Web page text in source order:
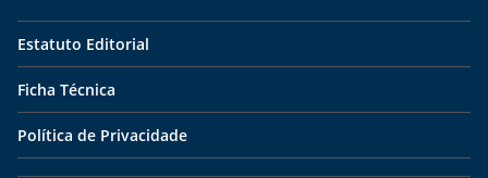
Estatuto Editorial
Ficha Técnica
Política de Privacidade